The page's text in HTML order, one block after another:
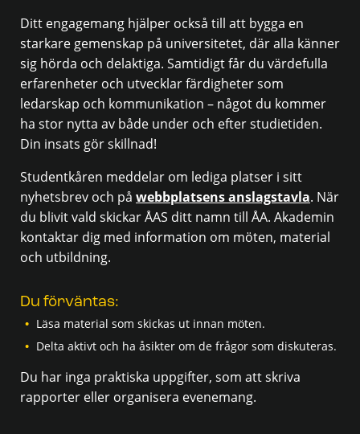
Ditt engagemang hjälper också till att bygga en
starkare gemenskap på universitetet, där alla känner
sig hörda och delaktiga. Samtidigt får du värdefulla
erfarenheter och utvecklar färdigheter som
ledarskap och kommunikation – något du kommer
ha stor nytta av både under och efter studietiden.
Din insats gör skillnad!
Studentkåren meddelar om lediga platser i sitt
nyhetsbrev och på webbplatsens anslagstavla. När
du blivit vald skickar ÅAS ditt namn till ÅA. Akademin
kontaktar dig med information om möten, material
och utbildning.
Du förväntas:
Läsa material som skickas ut innan möten.
Delta aktivt och ha åsikter om de frågor som diskuteras.
Du har inga praktiska uppgifter, som att skriva
rapporter eller organisera evenemang.